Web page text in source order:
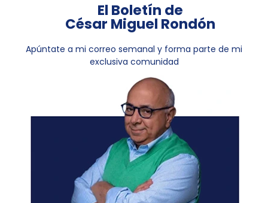
El Boletín de
César Miguel Rondón
Apúntate a mi correo semanal y forma parte de mi
exclusiva comunidad